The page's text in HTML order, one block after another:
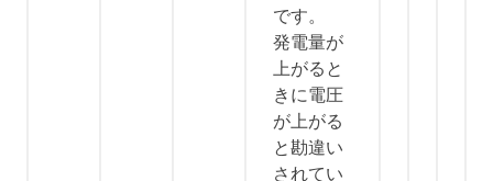
です。
発電量が
上がると
きに電圧
が上がる
と勘違い
されてい